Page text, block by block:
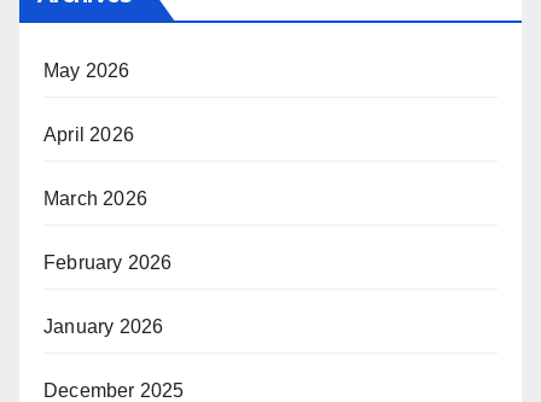
May 2026
April 2026
March 2026
February 2026
January 2026
December 2025